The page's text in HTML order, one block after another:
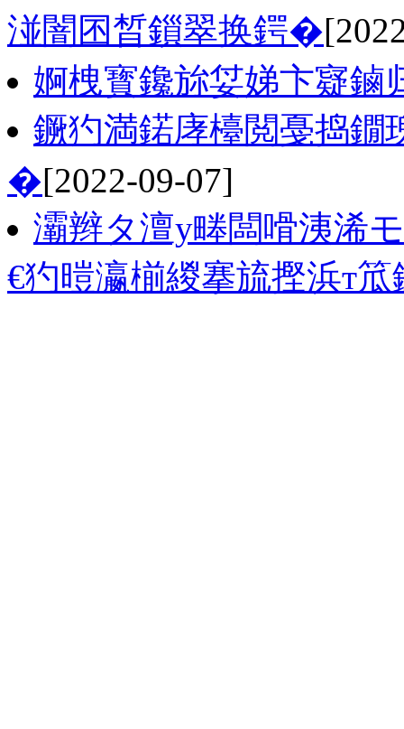
湴闇囨晳鎻翠换鍔�
婀栧寳鑱旀姇娣卞寲
鐝犳満鍩庨檯閲戞捣鐗
�[2022-09-07]
灞辫タ澶у畻闆嗗洟浠
€犳暟瀛椾緵搴旈摼浜т